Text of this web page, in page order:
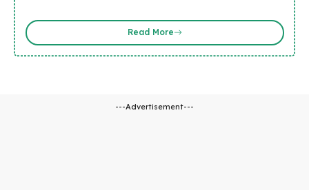
Read More
---Advertisement---